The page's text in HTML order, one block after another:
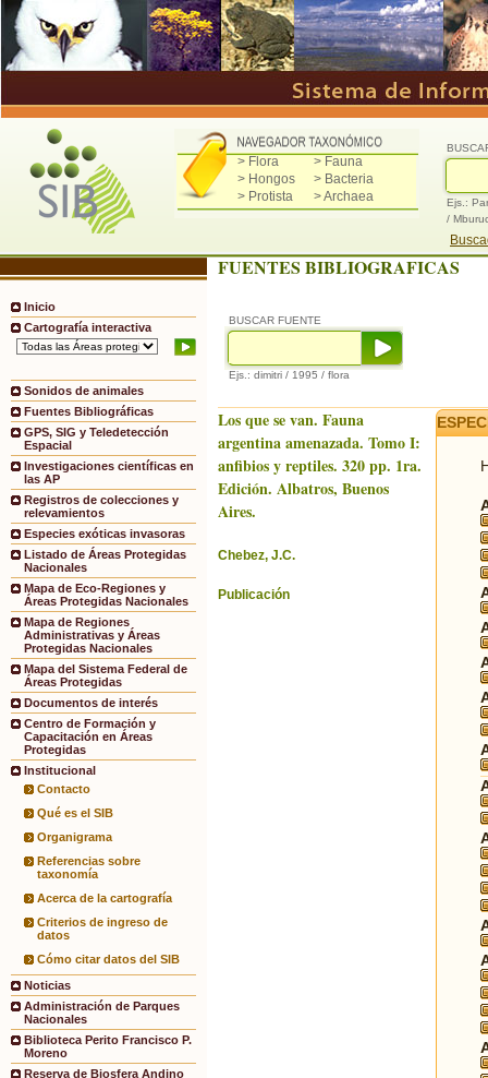
> Flora
> Fauna
> Hongos
> Bacteria
> Protista
> Archaea
Ejs.:
/
Inicio
Cartografía interactiva
Sonidos de animales
Fuentes Bibliográficas
GPS, SIG y Teledetección
Espacial
Investigaciones científicas en
las AP
Registros de colecciones y
relevamientos
Especies exóticas invasoras
Listado de Áreas Protegidas
Nacionales
Mapa de Eco-Regiones y
Áreas Protegidas Nacionales
Mapa de Regiones
Administrativas y Áreas
Protegidas Nacionales
Mapa del Sistema Federal de
Áreas Protegidas
Documentos de interés
Centro de Formación y
Capacitación en Áreas
Protegidas
Institucional
Contacto
Qué es el SIB
Organigrama
Referencias sobre
taxonomía
Acerca de la cartografía
Criterios de ingreso de
datos
Cómo citar datos del SIB
Noticias
Administración de Parques
Nacionales
Biblioteca Perito Francisco P.
Moreno
Reserva de Biosfera Andino
FUENTES BIBLIOGRAFICAS
BUSCAR FUENTE
Ejs.: dimitri / 1995 / flora
Los que se van. Fauna
argentina amenazada. Tomo I:
anfibios y reptiles. 320 pp. 1ra.
Edición. Albatros, Buenos
Aires.
Chebez, J.C.
Publicación